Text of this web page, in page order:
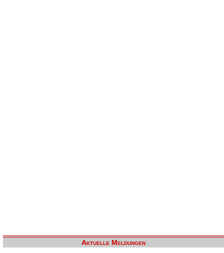
Aktuelle Meldungen